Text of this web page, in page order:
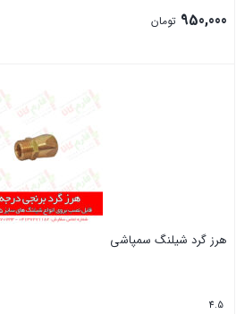
950,000 تومان
هرز گرد شیلنگ سمپاشی
4.5